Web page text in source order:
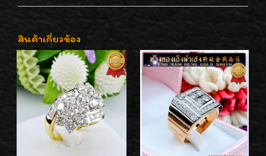
สินค้าเกี่ยวข้อง